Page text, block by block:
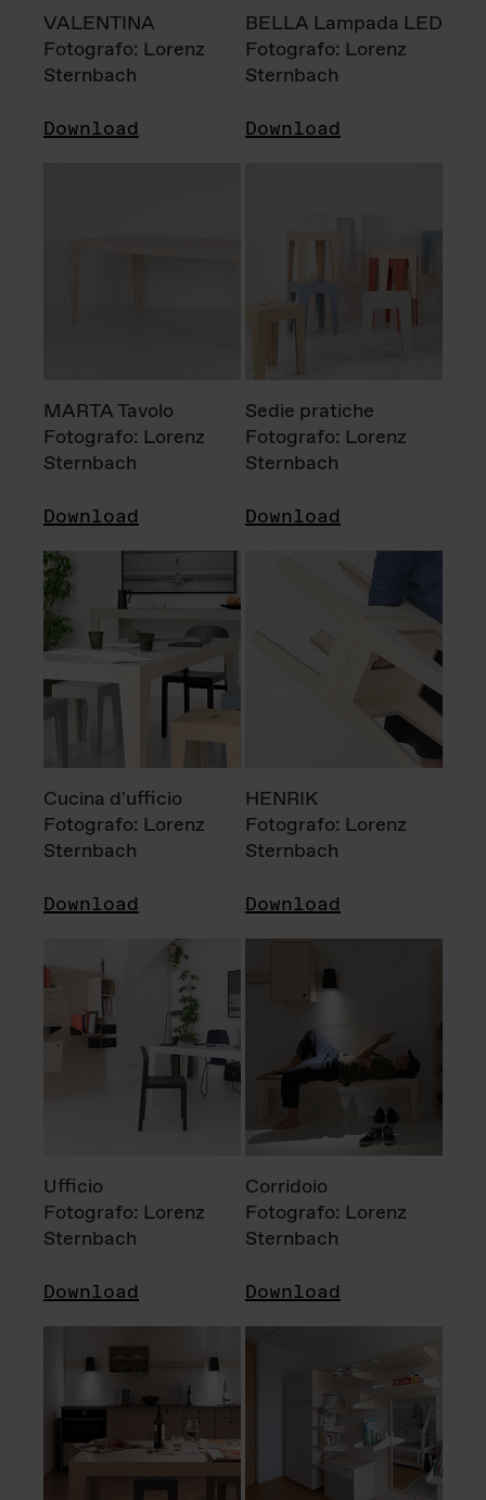
VALENTINA
Fotografo: Lorenz
Sternbach
Download
BELLA Lampada LED
Fotografo: Lorenz
Sternbach
Download
MARTA Tavolo
Fotografo: Lorenz
Sternbach
Download
Sedie pratiche
Fotografo: Lorenz
Sternbach
Download
Cucina d'ufficio
Fotografo: Lorenz
Sternbach
Download
HENRIK
Fotografo: Lorenz
Sternbach
Download
Ufficio
Fotografo: Lorenz
Sternbach
Download
Corridoio
Fotografo: Lorenz
Sternbach
Download